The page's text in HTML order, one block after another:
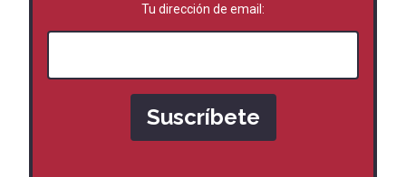
Tu dirección de email: